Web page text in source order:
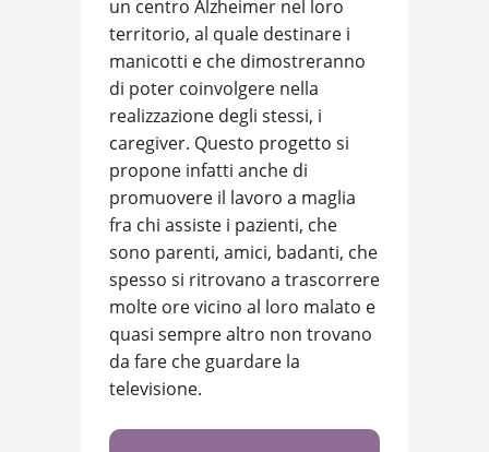
un centro Alzheimer nel loro
territorio, al quale destinare i
manicotti e che dimostreranno
di poter coinvolgere nella
realizzazione degli stessi, i
caregiver. Questo progetto si
propone infatti anche di
promuovere il lavoro a maglia
fra chi assiste i pazienti, che
sono parenti, amici, badanti, che
spesso si ritrovano a trascorrere
molte ore vicino al loro malato e
quasi sempre altro non trovano
da fare che guardare la
televisione.